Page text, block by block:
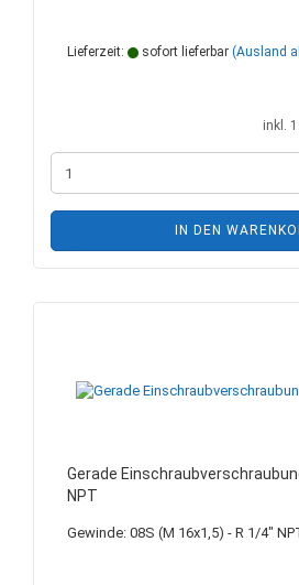
Lieferzeit: sofort lieferbar (Ausland
inkl.
IN DEN
Gerade
NPT
Gewinde: 08S (M 16x1,5) - R 1/4"